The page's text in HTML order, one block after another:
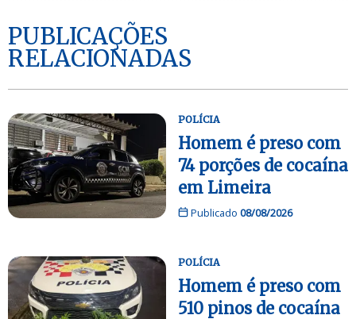
PUBLICAÇÕES
RELACIONADAS
POLÍCIA
Homem é preso com
74 porções de cocaína
em Limeira
Publicado 08/08/2026
POLÍCIA
Homem é preso com
510 pinos de cocaína